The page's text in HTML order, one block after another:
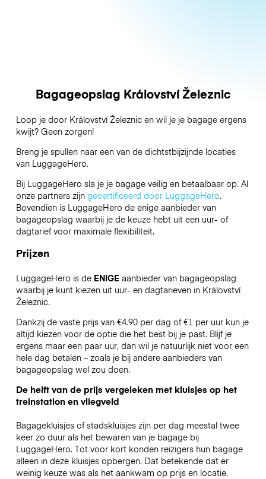
Bagageopslag Království Železnic
Loop je door Království Železnic en wil je je bagage ergens
kwijt? Geen zorgen!
Breng je spullen naar een van de dichtstbijzijnde locaties
van LuggageHero.
Bij LuggageHero sla je je bagage veilig en betaalbaar op. Al
onze partners zijn gecertificeerd door LuggageHero.
Bovendien is LuggageHero de enige aanbieder van
bagageopslag waarbij je de keuze hebt uit een uur- of
dagtarief voor maximale flexibiliteit.
Prijzen
LuggageHero is de ENIGEaanbieder van bagageopslag
waarbij je kunt kiezen uit uur- en dagtarieven in Království
Železnic.
Dankzij de vaste prijs van €4.90 per dag of €1 per uur kun je
altijd kiezen voor de optie die het best bij je past. Blijf je
ergens maar een paar uur, dan wil je natuurlijk niet voor een
hele dag betalen – zoals je bij andere aanbieders van
bagageopslag wel zou doen.
De helft van de prijs vergeleken met kluisjes op het
treinstation en vliegveld
Bagagekluisjes of stadskluisjes zijn per dag meestal twee
keer zo duur als het bewaren van je bagage bij
LuggageHero. Tot voor kort konden reizigers hun bagage
alleen in deze kluisjes opbergen. Dat betekende dat er
weinig keuze was als het aankwam op prijs en locatie.